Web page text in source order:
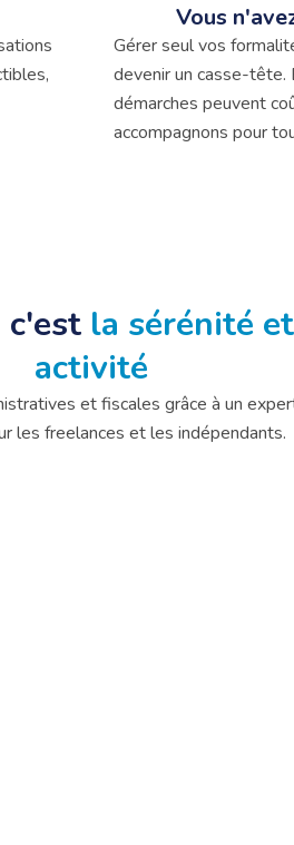
Vous
Gérer seul vos
devenir un casse-tête.
démarches peuvent
accompagnons pour
c'est la sérénité
activité
et fiscales grâce à un
les freelances et les indépendants.